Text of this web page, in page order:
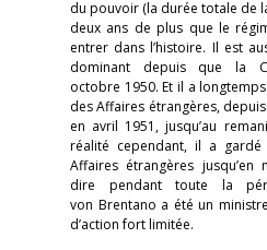
du pouvoir (la durée totale de
deux ans de plus que le
entrer dans l’histoire. Il est
dominant depuis que la
octobre 1950. Et il a
des Affaires étrangères,
en avril 1951, jusqu’au
réalité cependant, il a
Affaires étrangères jusqu’en
dire pendant toute la
von Brentano a été un
d’action fort limitée.